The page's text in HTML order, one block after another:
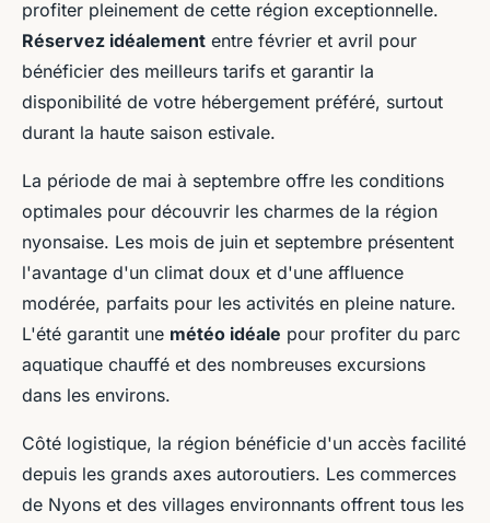
profiter pleinement de cette région exceptionnelle.
Réservez idéalement entre février et avril pour
bénéficier des meilleurs tarifs et garantir la
disponibilité de votre hébergement préféré, surtout
durant la haute saison estivale.
La période de mai à septembre offre les conditions
optimales pour découvrir les charmes de la région
nyonsaise. Les mois de juin et septembre présentent
l'avantage d'un climat doux et d'une affluence
modérée, parfaits pour les activités en pleine nature.
L'été garantit une météo idéale pour profiter du parc
aquatique chauffé et des nombreuses excursions
dans les environs.
Côté logistique, la région bénéficie d'un accès facilité
depuis les grands axes autoroutiers. Les commerces
de Nyons et des villages environnants offrent tous les